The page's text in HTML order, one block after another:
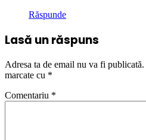
Răspunde
Lasă un răspuns
Adresa ta de email nu va fi publicată.
marcate cu *
Comentariu *